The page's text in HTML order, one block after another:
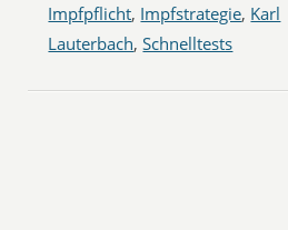
Impfpflicht, Impfstrategie, Karl
Lauterbach,Schnelltests